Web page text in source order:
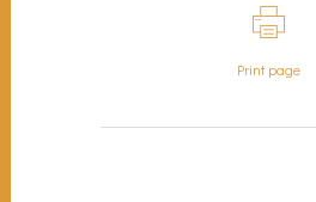
Print page